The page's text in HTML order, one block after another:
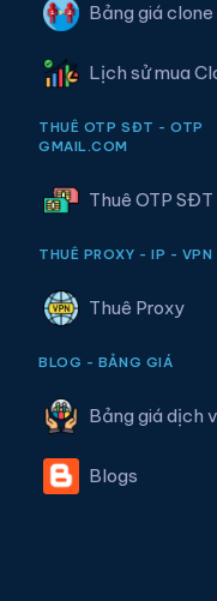
Bảng giá clone
Lịch sử mua
THUÊ OTP SĐT - OTP
GMAIL.COM
Thuê OTP SĐT
THUÊ PROXY - IP - VPN
Thuê Proxy
BLOG - BẢNG GIÁ
Bảng giá dịch
Blogs
🚀 **Tăng
follow uy tín.
❤️ **Tăng Tim/
viral cho video.
👀 **Tăng
hướng nhanh
💬 **Tăng
thảo luận sôi nổi.
👁️ **Tăng Mắt
Khách Hàng Nói